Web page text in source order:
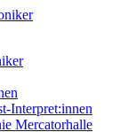
Interpret:innen
Mercatorhalle